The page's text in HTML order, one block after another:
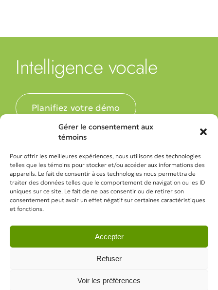
Gérer le consentement aux
témoins
Pour offrir les meilleures expériences, nous utilisons des technologies
telles que les témoins pour stocker et/ou accéder aux informations des
appareils. Le fait de consentir à ces technologies nous permettra de
traiter des données telles que le comportement de navigation ou les ID
uniques sur ce site. Le fait de ne pas consentir ou de retirer son
consentement peut avoir un effet négatif sur certaines caractéristiques
et fonctions.
Accepter
Refuser
Voir les préférences
Intelligence vocale
Planifiez votre démo
Solutions
Logiciel de gestion des appels
Intelligence vocale par l’IA